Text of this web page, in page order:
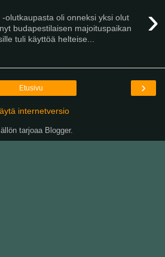
›
olutkaupasta oli onneksi yksi olut
budapestilaisen majoituspaikan
tuli käyttöä helteise...
›
Etusivu
internetversio
tarjoaa Blogger.